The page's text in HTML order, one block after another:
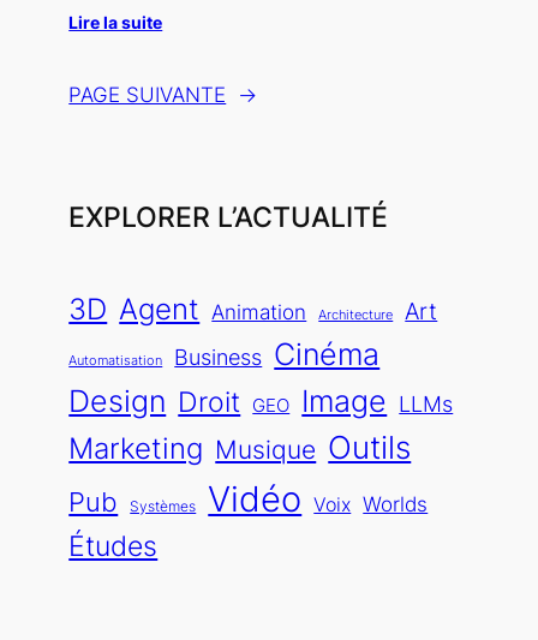
Lire la suite
PAGE SUIVANTE →
EXPLORER L’ACTUALITÉ
3D Agent Animation Architecture Art
Automatisation Business Cinéma
Design Droit GEO Image LLMs
Marketing Musique Outils
Pub Systèmes Vidéo Voix Worlds
Études